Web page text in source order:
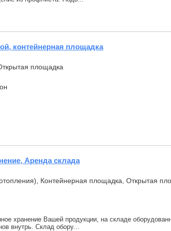
контейнерная площадка
площадка
Аренда склада
Контейнерная площадка, Открытая
хранение Вашей продукции, на складе
внутрь. Склад обору...